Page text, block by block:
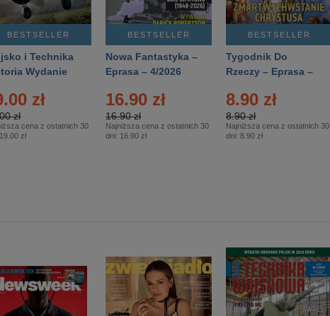
BESTSELLER
i Technika
Wydanie
2026 zł
zł
cena z ostatnich 30
19.00 zł
BESTSELLER
Nowa Fantastyka –
Eprasa – 4/2026
16.90 zł
16.90 zł
Najniższa cena z ostatnich 30
dni: 16.90 zł
BESTSELLER
Tygodnik Do
Rzeczy – Eprasa –
8.90 zł
8.90 zł
Najniższa cena z ostatnich 30
dni: 8.90 zł